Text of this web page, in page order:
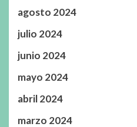
agosto 2024
julio 2024
junio 2024
mayo 2024
abril 2024
marzo 2024